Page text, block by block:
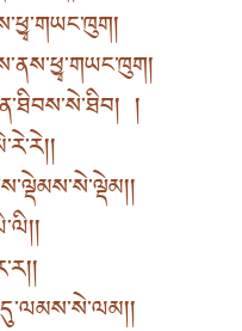
།
།
།
།
།
།
།
།